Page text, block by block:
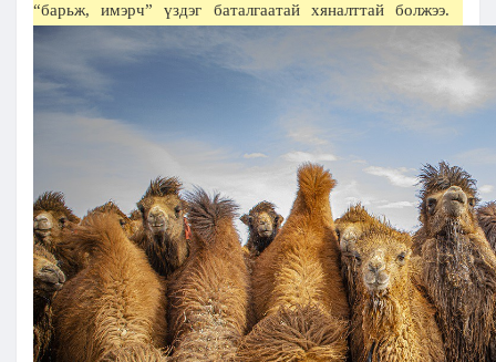
“барьж, имэрч” үздэг баталгаатай хяналттай болжээ.